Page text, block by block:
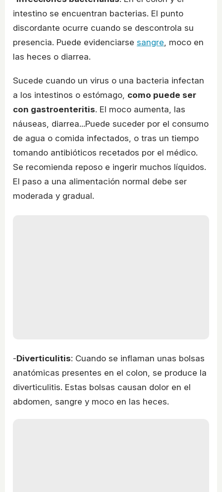
intestino se encuentran bacterias. El punto
discordante ocurre cuando se descontrola su
presencia. Puede evidenciarse sangre , moco en
las heces o diarrea.
Sucede cuando un virus o una bacteria infectan
a los intestinos o estómago, como puede ser
con gastroenteritis. El moco aumenta, las
náuseas, diarrea...Puede suceder por el consumo
de agua o comida infectados, o tras un tiempo
tomando antibióticos recetados por el médico.
Se recomienda reposo e ingerir muchos líquidos.
El paso a una alimentación normal debe ser
moderada y gradual.
-Diverticulitis: Cuando se inflaman unas bolsas
anatómicas presentes en el colon, se produce la
diverticulitis. Estas bolsas causan dolor en el
abdomen, sangre y moco en las heces.